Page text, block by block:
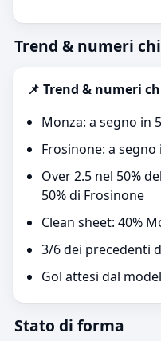
Trend & numeri
📌 Trend & numeri
Monza: a segno in
Frosinone: a
Over 2.5 nel 50%
50% di Frosinone
Clean sheet: 40%
3/6 dei precedenti
Gol attesi dal
Stato di forma